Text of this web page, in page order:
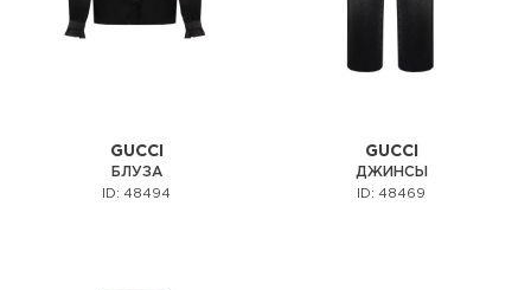
GUCCI
БЛУЗА
ID: 48494
GUCCI
ДЖИНСЫ
ID: 48469